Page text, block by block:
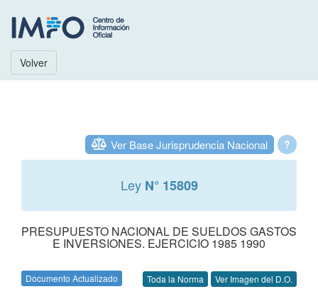
Volver
?
Ver Base Jurisprudencia Nacional
Ley N° 15809
PRESUPUESTO NACIONAL DE SUELDOS GASTOS
E INVERSIONES. EJERCICIO 1985 1990
Documento Actualizado Toda la Norma Ver Imagen del D.O.